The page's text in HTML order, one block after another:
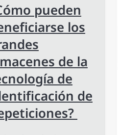
pueden
los
de la
de
de